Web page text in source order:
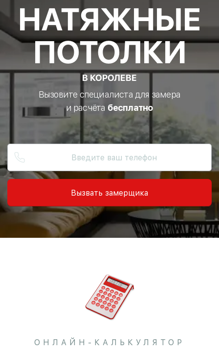
НАТЯЖНЫЕ
ПОТОЛКИ
В КОРОЛЕВЕ
Вызовите специалиста для замера
и расчёта бесплатно
Вызвать замерщика
ОНЛАЙН-КАЛЬКУЛЯТОР